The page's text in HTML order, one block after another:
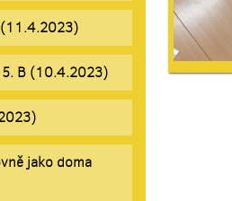
B (10.4.2023)
jako doma